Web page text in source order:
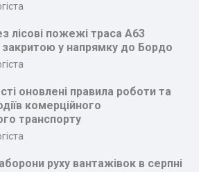
лісові пожежі траса A63
у напрямку до Бордо
оновлені правила роботи та
комерційного
транспорту
руху вантажівок в серпні